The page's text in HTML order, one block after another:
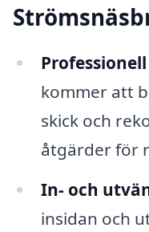
kommer att
skick och
åtgärder för
In- och
insidan och